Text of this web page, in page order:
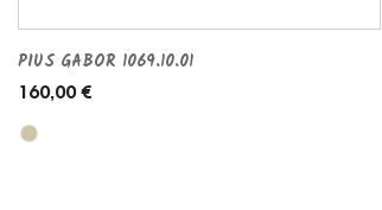
PIUS GABOR 1069.10.01
160,00 €